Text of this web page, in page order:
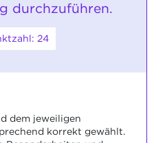
durchzuführen.
24
dem jeweiligen
korrekt gewählt.